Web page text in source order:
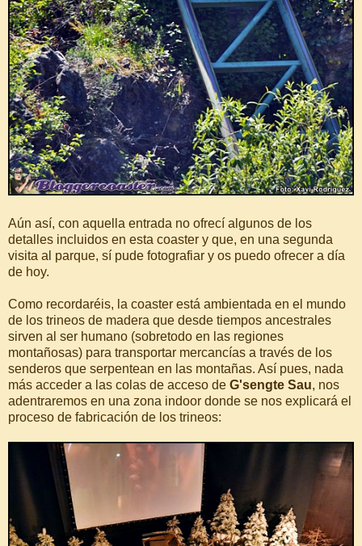
Aún así, con aquella entrada no ofrecí algunos de los
detalles incluidos en esta coaster y que, en una segunda
visita al parque, sí pude fotografiar y os puedo ofrecer a día
de hoy.
Como recordaréis, la coaster está ambientada en el mundo
de los trineos de madera que desde tiempos ancestrales
sirven al ser humano (sobretodo en las regiones
montañosas) para transportar mercancías a través de los
senderos que serpentean en las montañas. Así pues, nada
más acceder a las colas de acceso de G'sengte Sau, nos
adentraremos en una zona indoor donde se nos explicará el
proceso de fabricación de los trineos: